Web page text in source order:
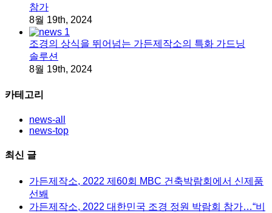
참가
8월 19th, 2024
조경의 상식을 뛰어넘는 가든제작소의 특화 가드닝
솔루션
8월 19th, 2024
카테고리
news-all
news-top
최신 글
가든제작소, 2022 제60회 MBC 건축박람회에서 신제품
선봬
가든제작소, 2022 대한민국 조경 정원 박람회 참가…“비